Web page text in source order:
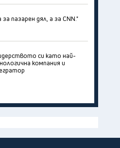
пазарен дял, а за CNN."
си като най-
компания и